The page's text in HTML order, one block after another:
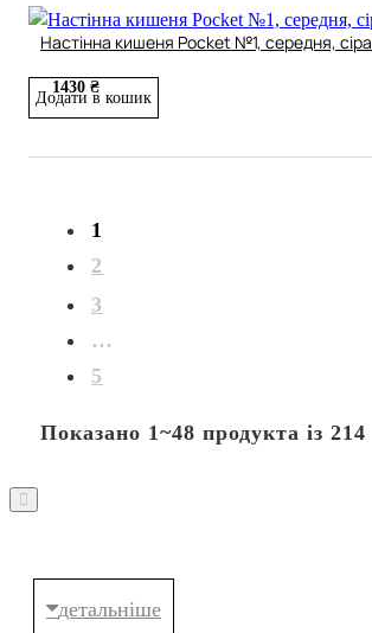
Настінна кишеня Pocket №1, середня, сіра
1430 ₴
Додати в кошик
1
2
3
…
5
Показано 1~48 продукта із 214